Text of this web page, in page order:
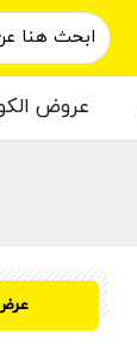
عروض
ILIATE20